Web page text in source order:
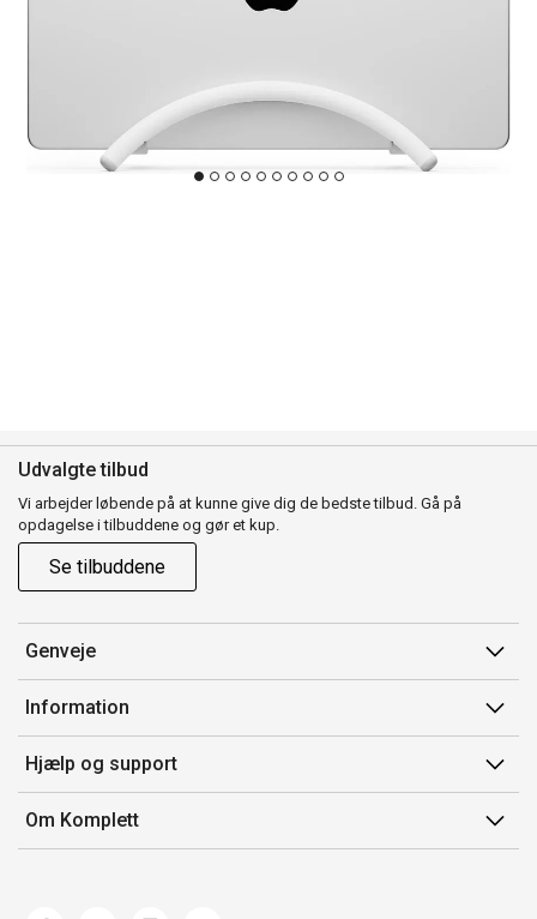
Udvalgte tilbud
Vi arbejder løbende på at kunne give dig de bedste tilbud. Gå på
opdagelse i tilbuddene og gør et kup.
Se tilbuddene
Genveje
Min side
Ordrehistorik
Gavekort
Information
Salgsbetingelser
Mærker/producent
Fortrydelsesret
Hjælp og support
Kontakt os
Kundeservice
Om Komplett